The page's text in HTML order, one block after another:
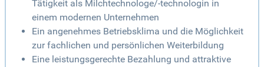
Tätigkeit als Milchtechnologe/-technologin in
einem modernen Unternehmen
Ein angenehmes Betriebsklima und die Möglichkeit
zur fachlichen und persönlichen Weiterbildung
Eine leistungsgerechte Bezahlung und attraktive